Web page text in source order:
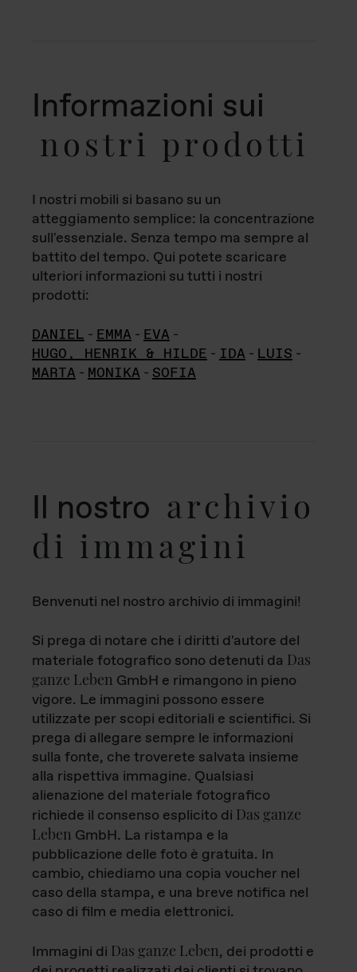
Informazioni sui
nostri prodotti
I nostri mobili si basano su un
atteggiamento semplice: la concentrazione
sull'essenziale. Senza tempo ma sempre al
battito del tempo. Qui potete scaricare
ulteriori informazioni su tutti i nostri
prodotti:
DANIEL - EMMA - EVA -
HUGO, HENRIK & HILDE - IDA - LUIS -
MARTA - MONIKA - SOFIA
Il nostro archivio
di immagini
Benvenuti nel nostro archivio di immagini!
Si prega di notare che i diritti d'autore del
materiale fotografico sono detenuti da Das
ganze Leben GmbH e rimangono in pieno
vigore. Le immagini possono essere
utilizzate per scopi editoriali e scientifici. Si
prega di allegare sempre le informazioni
sulla fonte, che troverete salvata insieme
alla rispettiva immagine. Qualsiasi
alienazione del materiale fotografico
richiede il consenso esplicito di Das ganze
Leben GmbH. La ristampa e la
pubblicazione delle foto è gratuita. In
cambio, chiediamo una copia voucher nel
caso della stampa, e una breve notifica nel
caso di film e media elettronici.
Immagini di Das ganze Leben, dei prodotti e